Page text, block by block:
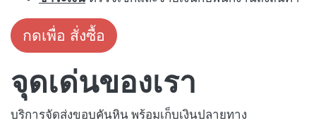
กดเพื่อ สั่งซื้อ
จุดเด่นของเรา
บริการจัดส่งขอบคันหิน พร้อมเก็บเงินปลายทาง